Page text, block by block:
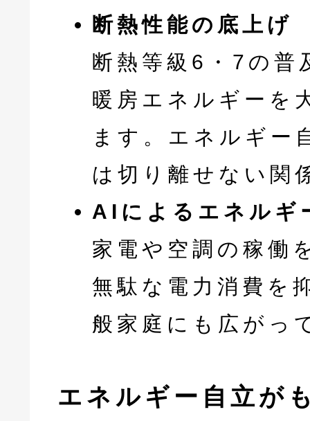
断熱性能の底上げ
断熱等級6・7の普
暖房エネルギーを
ます。エネルギー
は切り離せない関
AIによるエネルギ
家電や空調の稼働
無駄な電力消費を
般家庭にも広がっ
エネルギー自立が